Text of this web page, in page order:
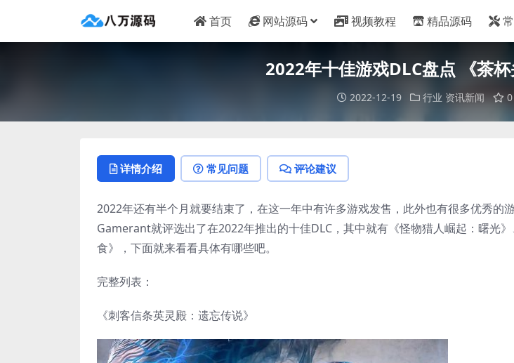
首页 网站源码 视频教程 精品源码
2022年十佳游戏DLC盘点 《茶
2022-12-19 行业 资讯新闻 0
详情介绍 常见问题 评论建议
2022年还有半个月就要结束了，在这一年中有许多游戏发售，此外也有很多优秀的
Gamerant就评选出了在2022年推出的十佳DLC，其中就有《怪物猎人崛起：曙光
食》，下面就来看看具体有哪些吧。
完整列表：
《刺客信条英灵殿：遗忘传说》